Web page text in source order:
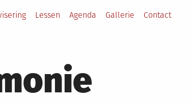
Lessen Agenda Gallerie Contact